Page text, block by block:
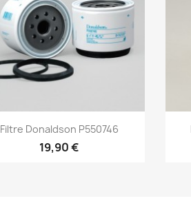
Aperçu rapide
Filtre Donaldson P550746
19,90 €